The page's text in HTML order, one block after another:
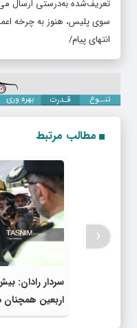
تعریف‌شده به‌درستی ارسال
سوی پلیس، هنوز به چرخه
انتهای پیام/
مطالب مرتبط
سردار رادان:
اربعین همچنان
‹